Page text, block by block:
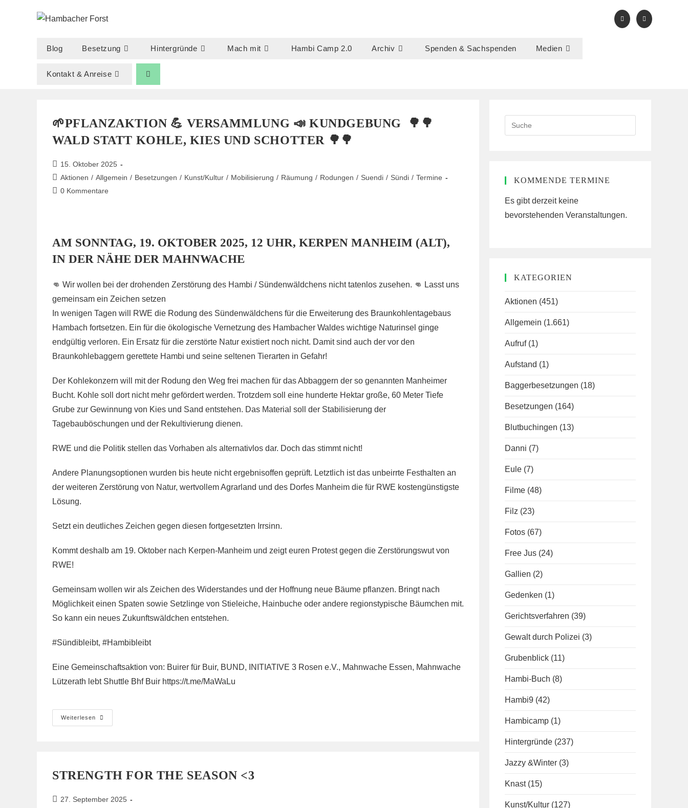
Blog Besetzung Hintergründe Mach mit Hambi Camp 2.0 Archiv Spenden & Sachspenden Medien
Kontakt & Anreise
🌱PFLANZAKTION 💪 VERSAMMLUNG 📣 KUNDGEBUNG 🌳🌳
WALD STATT KOHLE, KIES UND SCHOTTER 🌳🌳
Beitrag
veröffentlicht:
15. Oktober 2025
Beitrags-
Kategorie:
Aktionen / Allgemein / Besetzungen / Kunst/Kultur / Mobilisierung / Räumung / Rodungen / Suendi / Sündi / Termine
Beitrags-
0 Kommentare
AM SONNTAG, 19. OKTOBER 2025, 12 UHR, KERPEN MANHEIM (ALT),
IN DER NÄHE DER MAHNWACHE
👊 Wir wollen bei der drohenden Zerstörung des Hambi / Sündenwäldchens nicht tatenlos zusehen. 👊 Lasst uns
gemeinsam ein Zeichen setzen
In wenigen Tagen will RWE die Rodung des Sündenwäldchens für die Erweiterung des Braunkohlentagebaus
Hambach fortsetzen. Ein für die ökologische Vernetzung des Hambacher Waldes wichtige Naturinsel ginge
endgültig verloren. Ein Ersatz für die zerstörte Natur existiert noch nicht. Damit sind auch der vor den
Braunkohlebaggern gerettete Hambi und seine seltenen Tierarten in Gefahr!
Der Kohlekonzern will mit der Rodung den Weg frei machen für das Abbaggern der so genannten Manheimer
Bucht. Kohle soll dort nicht mehr gefördert werden. Trotzdem soll eine hunderte Hektar große, 60 Meter Tiefe
Grube zur Gewinnung von Kies und Sand entstehen. Das Material soll der Stabilisierung der
Tagebauböschungen und der Rekultivierung dienen.
RWE und die Politik stellen das Vorhaben als alternativlos dar. Doch das stimmt nicht!
Andere Planungsoptionen wurden bis heute nicht ergebnisoffen geprüft. Letztlich ist das unbeirrte Festhalten an
der weiteren Zerstörung von Natur, wertvollem Agrarland und des Dorfes Manheim die für RWE kostengünstigste
Lösung.
Setzt ein deutliches Zeichen gegen diesen fortgesetzten Irrsinn.
Kommt deshalb am 19. Oktober nach Kerpen-Manheim und zeigt euren Protest gegen die Zerstörungswut von
RWE!
Gemeinsam wollen wir als Zeichen des Widerstandes und der Hoffnung neue Bäume pflanzen. Bringt nach
Möglichkeit einen Spaten sowie Setzlinge von Stieleiche, Hainbuche oder andere regionstypische Bäumchen mit.
So kann ein neues Zukunftswäldchen entstehen.
#Sündibleibt, #Hambibleibt
Eine Gemeinschaftsaktion von: Buirer für Buir, BUND, INITIATIVE 3 Rosen e.V., Mahnwache Essen, Mahnwache
Lützerath lebt Shuttle Bhf Buir https://t.me/MaWaLu⁩
Weiterlesen
🌱
Pflanzaktion
WALD
KIES
UND
STRENGTH FOR THE SEASON <3
Beitrag
27. September 2025
this
KOMMENDE TERMINE
Es gibt derzeit keine
bevorstehenden Veranstaltungen.
KATEGORIEN
Aktionen (451)
Allgemein (1.661)
Aufruf (1)
Aufstand (1)
Baggerbesetzungen (18)
Besetzungen (164)
Blutbuchingen (13)
Danni (7)
Eule (7)
Filme (48)
Filz (23)
Fotos (67)
Free Jus (24)
Gallien (2)
Gedenken (1)
Gerichtsverfahren (39)
Gewalt durch Polizei (3)
Grubenblick (11)
Hambi-Buch (8)
Hambi9 (42)
Hambicamp (1)
Hintergründe (237)
Jazzy &Winter (3)
Knast (15)
Kunst/Kultur (127)